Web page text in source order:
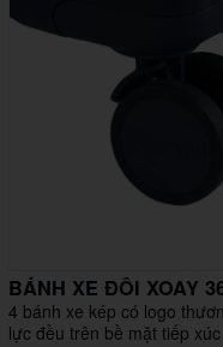
BÁNH XE ĐÔI XOAY
4 bánh xe kép có logo
lực đều trên bề mặt tiếp xúc